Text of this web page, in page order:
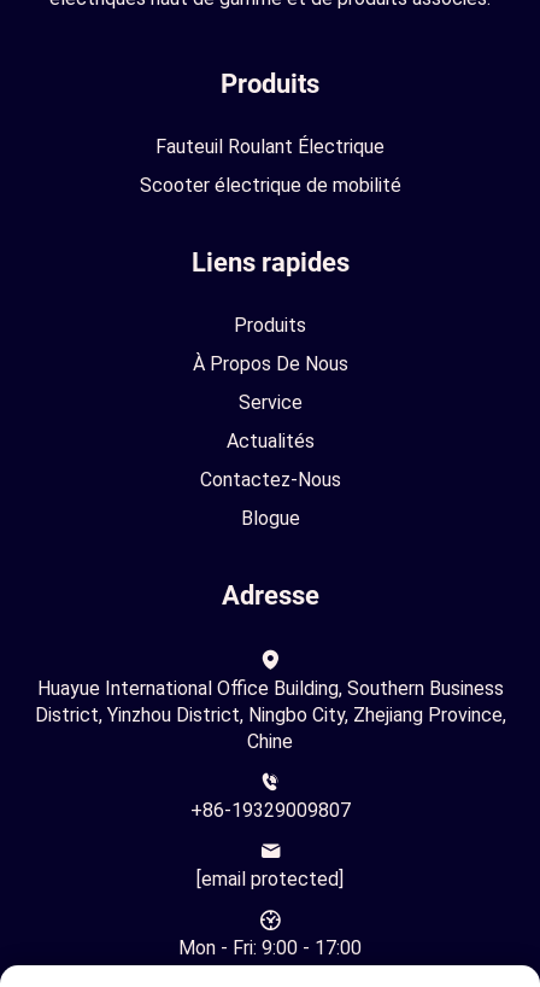
Produits
Fauteuil Roulant Électrique
Scooter électrique de mobilité
Liens rapides
Produits
À Propos De Nous
Service
Actualités
Contactez-Nous
Blogue
Adresse
Huayue International Office Building, Southern Business
District, Yinzhou District, Ningbo City, Zhejiang Province,
Chine
+86-19329009807
[email protected]
Mon - Fri: 9:00 - 17:00